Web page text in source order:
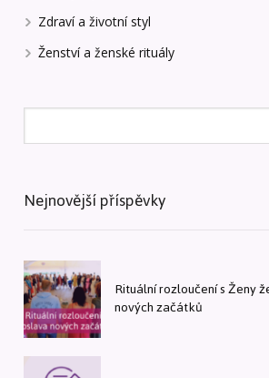
Zdraví a životní styl
Ženství a ženské rituály
Nejnovější příspěvky
Rituální rozloučení s Ženy
nových začátků